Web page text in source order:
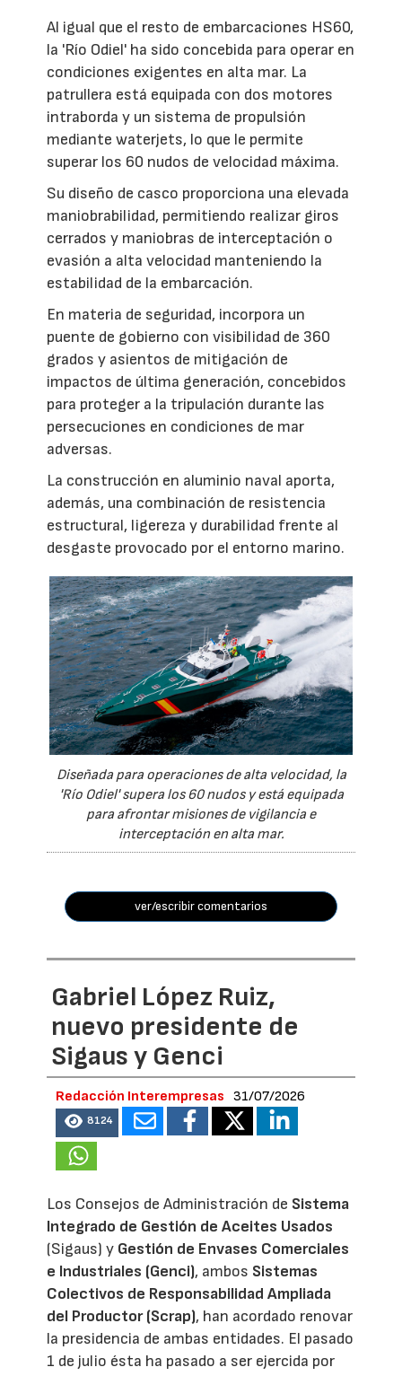
Al igual que el resto de embarcaciones HS60,
la 'Río Odiel' ha sido concebida para operar en
condiciones exigentes en alta mar. La
patrullera está equipada con dos motores
intraborda y un sistema de propulsión
mediante waterjets, lo que le permite
superar los 60 nudos de velocidad máxima.
Su diseño de casco proporciona una elevada
maniobrabilidad, permitiendo realizar giros
cerrados y maniobras de interceptación o
evasión a alta velocidad manteniendo la
estabilidad de la embarcación.
En materia de seguridad, incorpora un
puente de gobierno con visibilidad de 360
grados y asientos de mitigación de
impactos de última generación, concebidos
para proteger a la tripulación durante las
persecuciones en condiciones de mar
adversas.
La construcción en aluminio naval aporta,
además, una combinación de resistencia
estructural, ligereza y durabilidad frente al
desgaste provocado por el entorno marino.
Diseñada para operaciones de alta velocidad, la
'Río Odiel' supera los 60 nudos y está equipada
para afrontar misiones de vigilancia e
interceptación en alta mar.
ver/escribir comentarios
Gabriel López Ruiz,
nuevo presidente de
Sigaus y Genci
Redacción Interempresas 31/07/2026
8124
Los Consejos de Administración de Sistema
Integrado de Gestión de Aceites Usados
(Sigaus) y Gestión de Envases Comerciales
e Industriales (Genci), ambos Sistemas
Colectivos de Responsabilidad Ampliada
del Productor (Scrap), han acordado renovar
la presidencia de ambas entidades. El pasado
1 de julio ésta ha pasado a ser ejercida por